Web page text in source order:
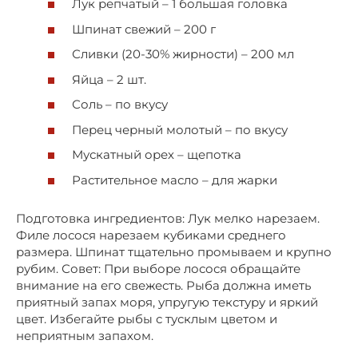
Лук репчатый – 1 большая головка
Шпинат свежий – 200 г
Сливки (20-30% жирности) – 200 мл
Яйца – 2 шт.
Соль – по вкусу
Перец черный молотый – по вкусу
Мускатный орех – щепотка
Растительное масло – для жарки
Подготовка ингредиентов: Лук мелко нарезаем.
Филе лосося нарезаем кубиками среднего
размера. Шпинат тщательно промываем и крупно
рубим. Совет: При выборе лосося обращайте
внимание на его свежесть. Рыба должна иметь
приятный запах моря, упругую текстуру и яркий
цвет. Избегайте рыбы с тусклым цветом и
неприятным запахом.